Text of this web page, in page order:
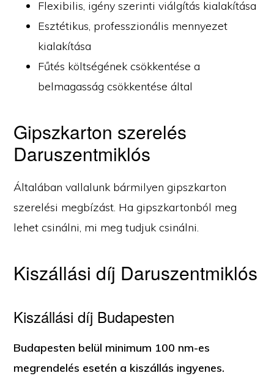
Flexibilis, igény szerinti viálgítás kialakítása
Esztétikus, professzionális mennyezet
kialakítása
Fűtés költségének csökkentése a
belmagasság csökkentése által
Gipszkarton szerelés
Daruszentmiklós
Általában vallalunk bármilyen gipszkarton
szerelési megbízást. Ha gipszkartonból meg
lehet csinálni, mi meg tudjuk csinálni.
Kiszállási díj Daruszentmiklós
Kiszállási díj Budapesten
Budapesten belül minimum 100 nm-es
megrendelés esetén a kiszállás ingyenes.